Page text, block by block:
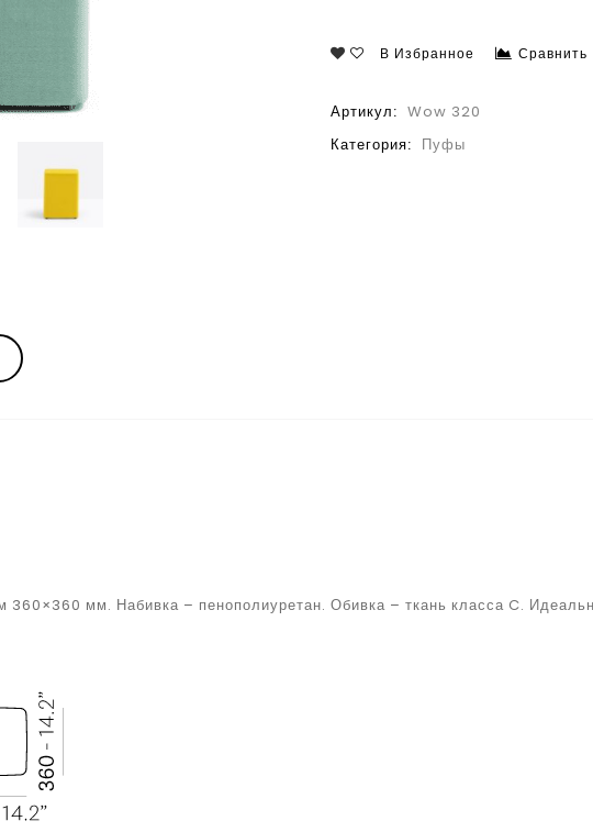
В Избранное Сравнить
Артикул: Wow 320
Категория: Пуфы
мм. Набивка – пенополиуретан. Обивка – ткань класса C.